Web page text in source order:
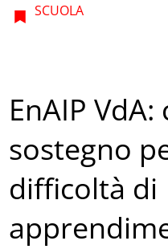
SCUOLA
EnAIP
sostegno
difficoltà di